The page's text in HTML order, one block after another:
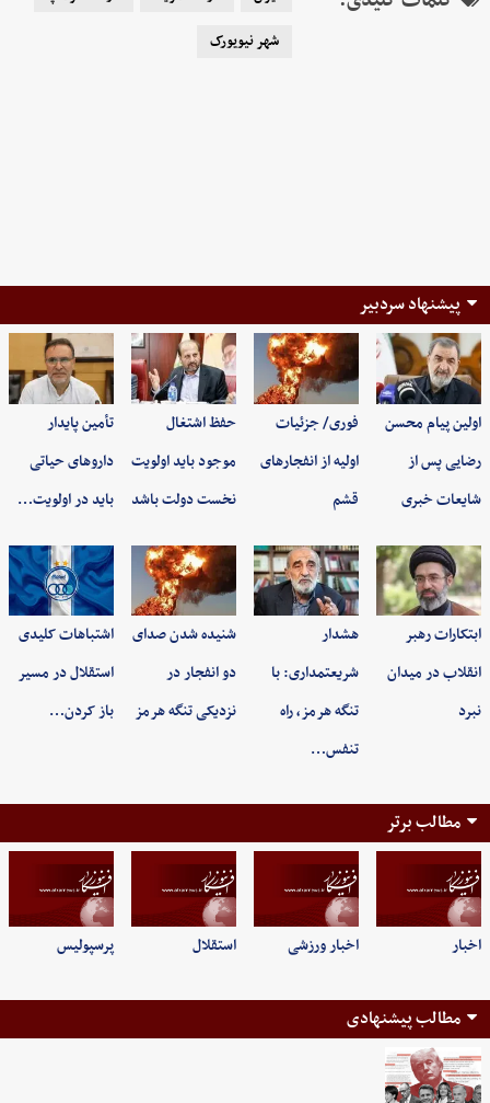
شهر نیویورک
پیشنهاد سردبیر
اولین پیام محسن
رضایی پس از
شایعات خبری
فوری/ جزئیات
اولیه از انفجارهای
قشم
حفظ اشتغال
موجود باید اولویت
نخست دولت باشد
تأمین پایدار
داروهای حیاتی
باید در اولویت…
ابتکارات رهبر
انقلاب در میدان
نبرد
هشدار
شریعتمداری: با
تنگه هرمز، راه
تنفس…
شنیده شدن صدای
دو انفجار در
نزدیکی تنگه هرمز
اشتباهات کلیدی
استقلال در مسیر
باز کردن…
مطالب برتر
اخبار اخبار ورزشی استقلال پرسپولیس
مطالب پیشنهادی